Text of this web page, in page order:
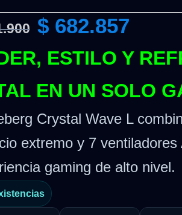
$682.857
ESTILO Y
EN UN SOLO
Crystal Wave L
extremo y 7
gaming de alto nivel.